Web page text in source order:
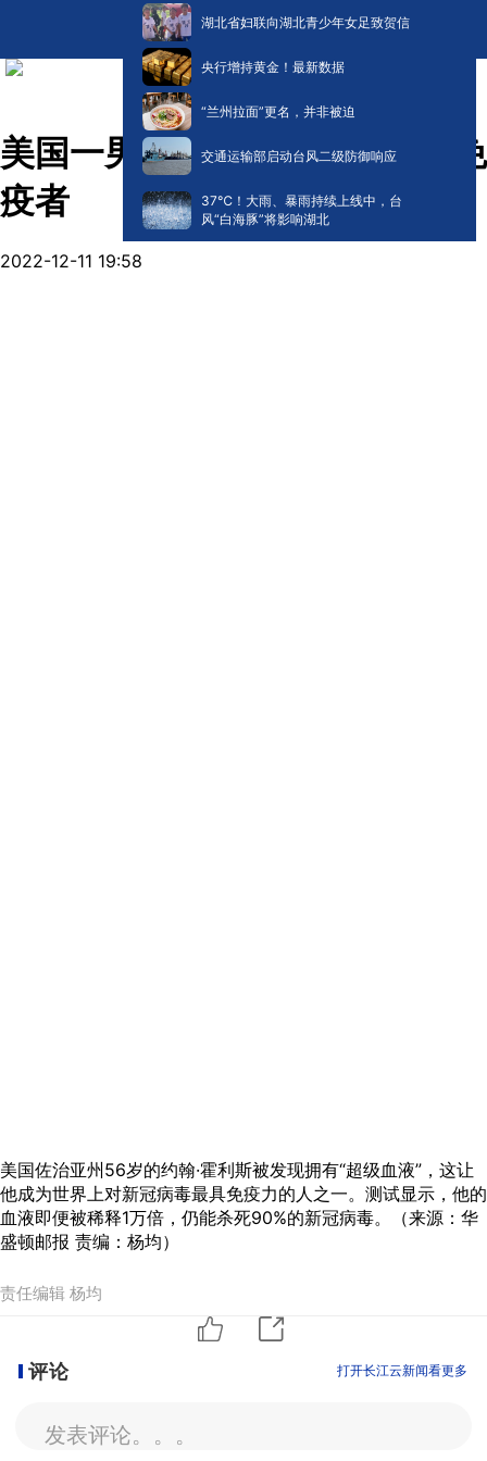
湖北省妇联向湖北青少年女足致贺信
央行增持黄金！最新数据
“兰州拉面”更名，并非被迫
交通运输部启动台风二级防御响应
​37℃！大雨、暴雨持续上线中，台
风“白海豚”将影响湖北
美国一男子被发现是新冠超级免
疫者
2022-12-11 19:58
美国佐治亚州56岁的约翰·霍利斯被发现拥有“超级血液”，这让
他成为世界上对新冠病毒最具免疫力的人之一。测试显示，他的
血液即便被稀释1万倍，仍能杀死90%的新冠病毒。（来源：华
盛顿邮报 责编：杨均）
责任编辑 杨均
评论 打开长江云新闻看更多
发表评论。。。